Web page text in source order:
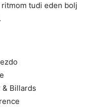
tudi eden bolj
& Billards